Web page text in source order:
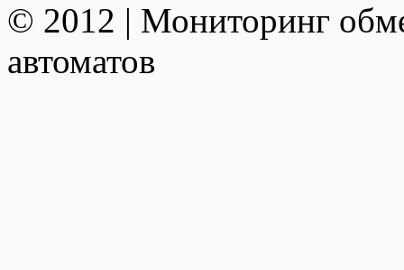
© 2012 | Мониторинг
автоматов